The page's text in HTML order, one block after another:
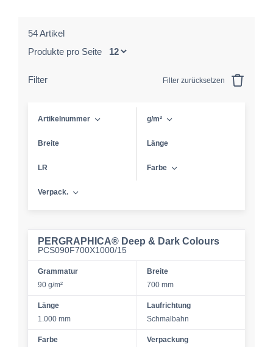
54 Artikel
Produkte pro Seite
Filter Filter zurücksetzen
Artikelnummer g/m²
Breite Länge
LR Farbe
Verpack.
PERGRAPHICA® Deep & Dark Colours
PCS090F700X1000/15
Grammatur
90 g/m²
Breite
700 mm
Länge
1.000 mm
Laufrichtung
Schmalbahn
Farbe
Verpackung